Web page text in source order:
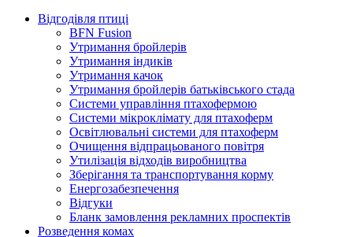
Відгодівля птиці
BFN Fusion
Утримання бройлерів
Утримання індиків
Утримання качок
Утримання бройлерів батьківського стада
Системи управління птахофермою
Системи мікроклімату для птахоферм
Освітлювальні системи для птахоферм
Очищення відпрацьованого повітря
Утилізація відходів виробництва
Зберігання та транспортування корму
Енергозабезпечення
Відгуки
Бланк замовлення рекламних проспектів
Розведення комах